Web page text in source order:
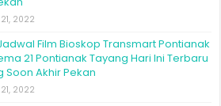
2022
Film Bioskop Transmart Pontianak
21 Pontianak Tayang Hari Ini Terbaru
Soon Akhir Pekan
2022